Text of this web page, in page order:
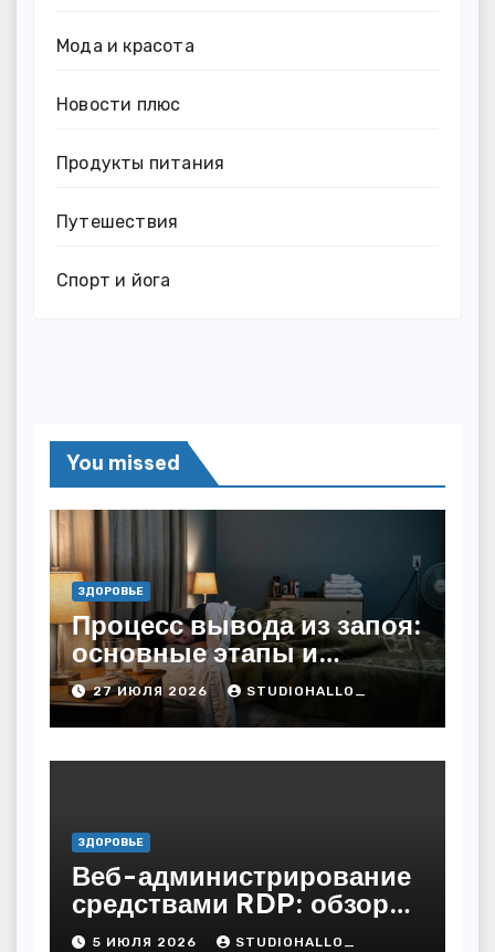
Мода и красота
Новости плюс
Продукты питания
Путешествия
Спорт и йога
You missed
ЗДОРОВЬЕ
Процесс вывода из запоя:
основные этапы и
методы
27 ИЮЛЯ 2026 STUDIOHALLO_
ЗДОРОВЬЕ
Веб-администрирование
средствами RDP: обзор
технических решений
5 ИЮЛЯ 2026 STUDIOHALLO_